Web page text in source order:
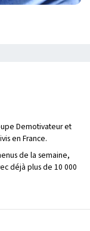
Demotivateur et
en France.
de la semaine,
déjà plus de 10 000